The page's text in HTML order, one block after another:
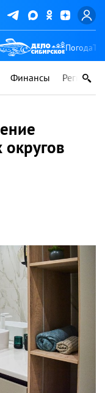
Погода
Финансы Регионы
округов